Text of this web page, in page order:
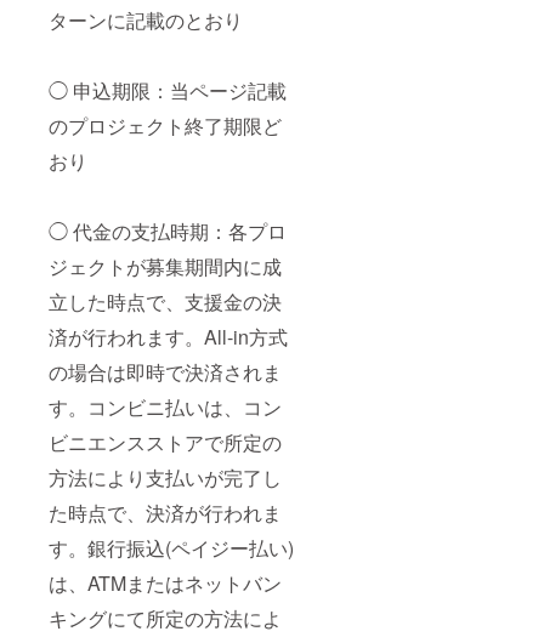
ターンに記載のとおり
◯ 申込期限：当ページ記載
のプロジェクト終了期限ど
おり
◯ 代金の支払時期：各プロ
ジェクトが募集期間内に成
立した時点で、支援金の決
済が行われます。All-in方式
の場合は即時で決済されま
す。コンビニ払いは、コン
ビニエンスストアで所定の
方法により支払いが完了し
た時点で、決済が行われま
す。銀行振込(ペイジー払い)
は、ATMまたはネットバン
キングにて所定の方法によ